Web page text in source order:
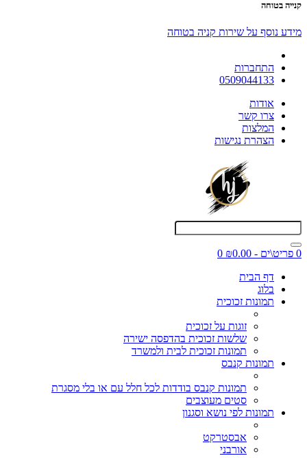
קנייה בטוחה
מידע נוסף על שירות קניה בטוחה
התחברות
0509044133
אודות
צרו קשר
המלצות
הצהרת נגישות
0 פריט\ים - ₪0.00
0
דף הבית
בלוג
תמונות זכוכית
זוגות על זכוכית
שלשות זכוכית בהדפסה ישירה
תמונות זכוכית לבית ולמשרד
תמונות קנבס
תמונות קנבס בודדות לכל חלל עם או בלי מסגרת
סטים מעוצבים
תמונות לפי נושא וסגנון
אבסטרקט
אורבני